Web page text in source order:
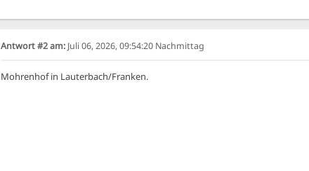
Antwort #2 am:Juli 06, 2026, 09:54:20 Nachmittag
Mohrenhof in Lauterbach/Franken.